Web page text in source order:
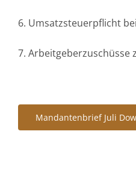
6. Umsatzsteuerpflicht
7. Arbeitgeberzuschüsse
Mandantenbrief Juli